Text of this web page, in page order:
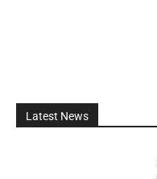
Latest News